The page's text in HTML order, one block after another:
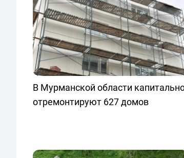
В Мурманской области
отремонтируют 627 домов